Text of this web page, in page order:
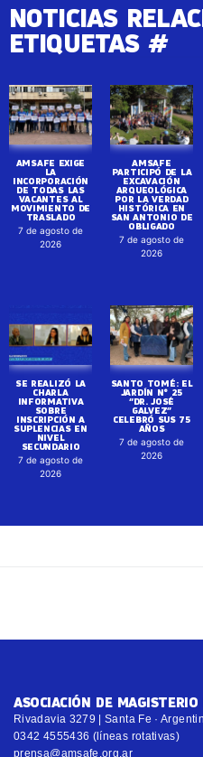
NOTICIAS
ETIQUETAS #
AMSAFE EXIGE
LA
INCORPORACIÓN
DE TODAS LAS
VACANTES AL
MOVIMIENTO DE
TRASLADO
7 de agosto de
2026
AMSAFE
PARTICIPÓ DE LA
EXCAVACIÓN
ARQUEOLÓGICA
POR LA VERDAD
HISTÓRICA EN
SAN ANTONIO DE
OBLIGADO
7 de agosto de
2026
SE REALIZÓ LA
CHARLA
INFORMATIVA
SOBRE
INSCRIPCIÓN A
SUPLENCIAS EN
NIVEL
SECUNDARIO
7 de agosto de
2026
SANTO TOMÉ: EL
JARDÍN N° 25
“DR. JOSÉ
GALVEZ”
CELEBRÓ SUS 75
AÑOS
7 de agosto de
2026
ASOCIACIÓN DE
Rivadavia 3279 | Santa Fe ·
0342 4555436 (líneas rotativas)
prensa@amsafe.org.ar